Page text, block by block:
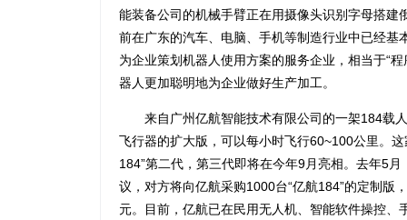
能装备公司的机械手臂正在用摄像头识别字母搭建
前在广东的汽车、电脑、手机等制造行业中已经基
为企业策划机器人使用方案的服务企业，相当于“
器人更加聪明地为企业做好生产加工。
来自广州亿航智能技术有限公司的一架184载
飞行器的扩大版，可以每小时飞行60~100公里。
184”第二代，第三代即将在今年9月亮相。去年5
议，对方将向亿航采购1000台“亿航184”的定制版
元。目前，亿航已在民用无人机、智能软件操控